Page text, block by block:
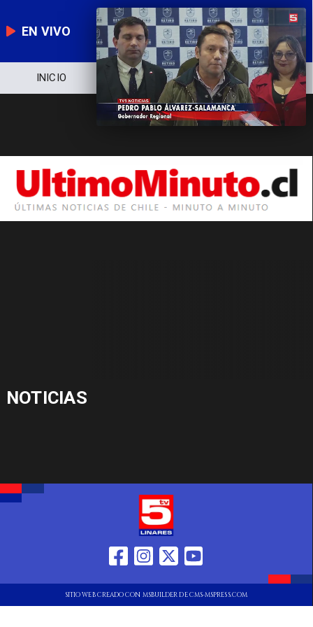
EN VIVO
INICIO NOTICIERO POLÍTICA
NOTICIAS
SITIO WEB CREADO CON MSBUILDER DE CMS-MSPRESS.COM